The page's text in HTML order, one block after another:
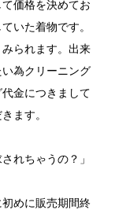
価格を決めてお
いた着物です。
られます。出来
為クリーニング
金につきまして
ます。
れちゃうの？」
めに販売期間終